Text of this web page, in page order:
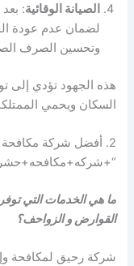
الصيانة الوقائية:
لضمان عدم عودة
وتحسين الصرف
هذه الجهود تؤدي إلى
السكان ويحمي
2. أفضل شركة
ما هي الخدمات التي
القوارض و الزواحف؟
شركة رحيق لمكافحة